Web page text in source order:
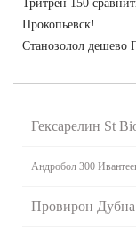
Тритрен 150
Прокопьевск!
Станозолол дешево
Гексарелин St
Андробол 300
Провирон Дубна